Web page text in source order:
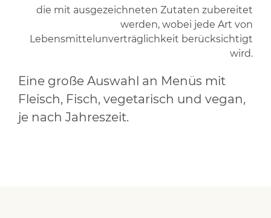
die mit ausgezeichneten Zutaten zubereitet
werden, wobei jede Art von
Lebensmittelunverträglichkeit berücksichtigt
wird.
Eine große Auswahl an Menüs mit
Fleisch, Fisch, vegetarisch und vegan,
je nach Jahreszeit.